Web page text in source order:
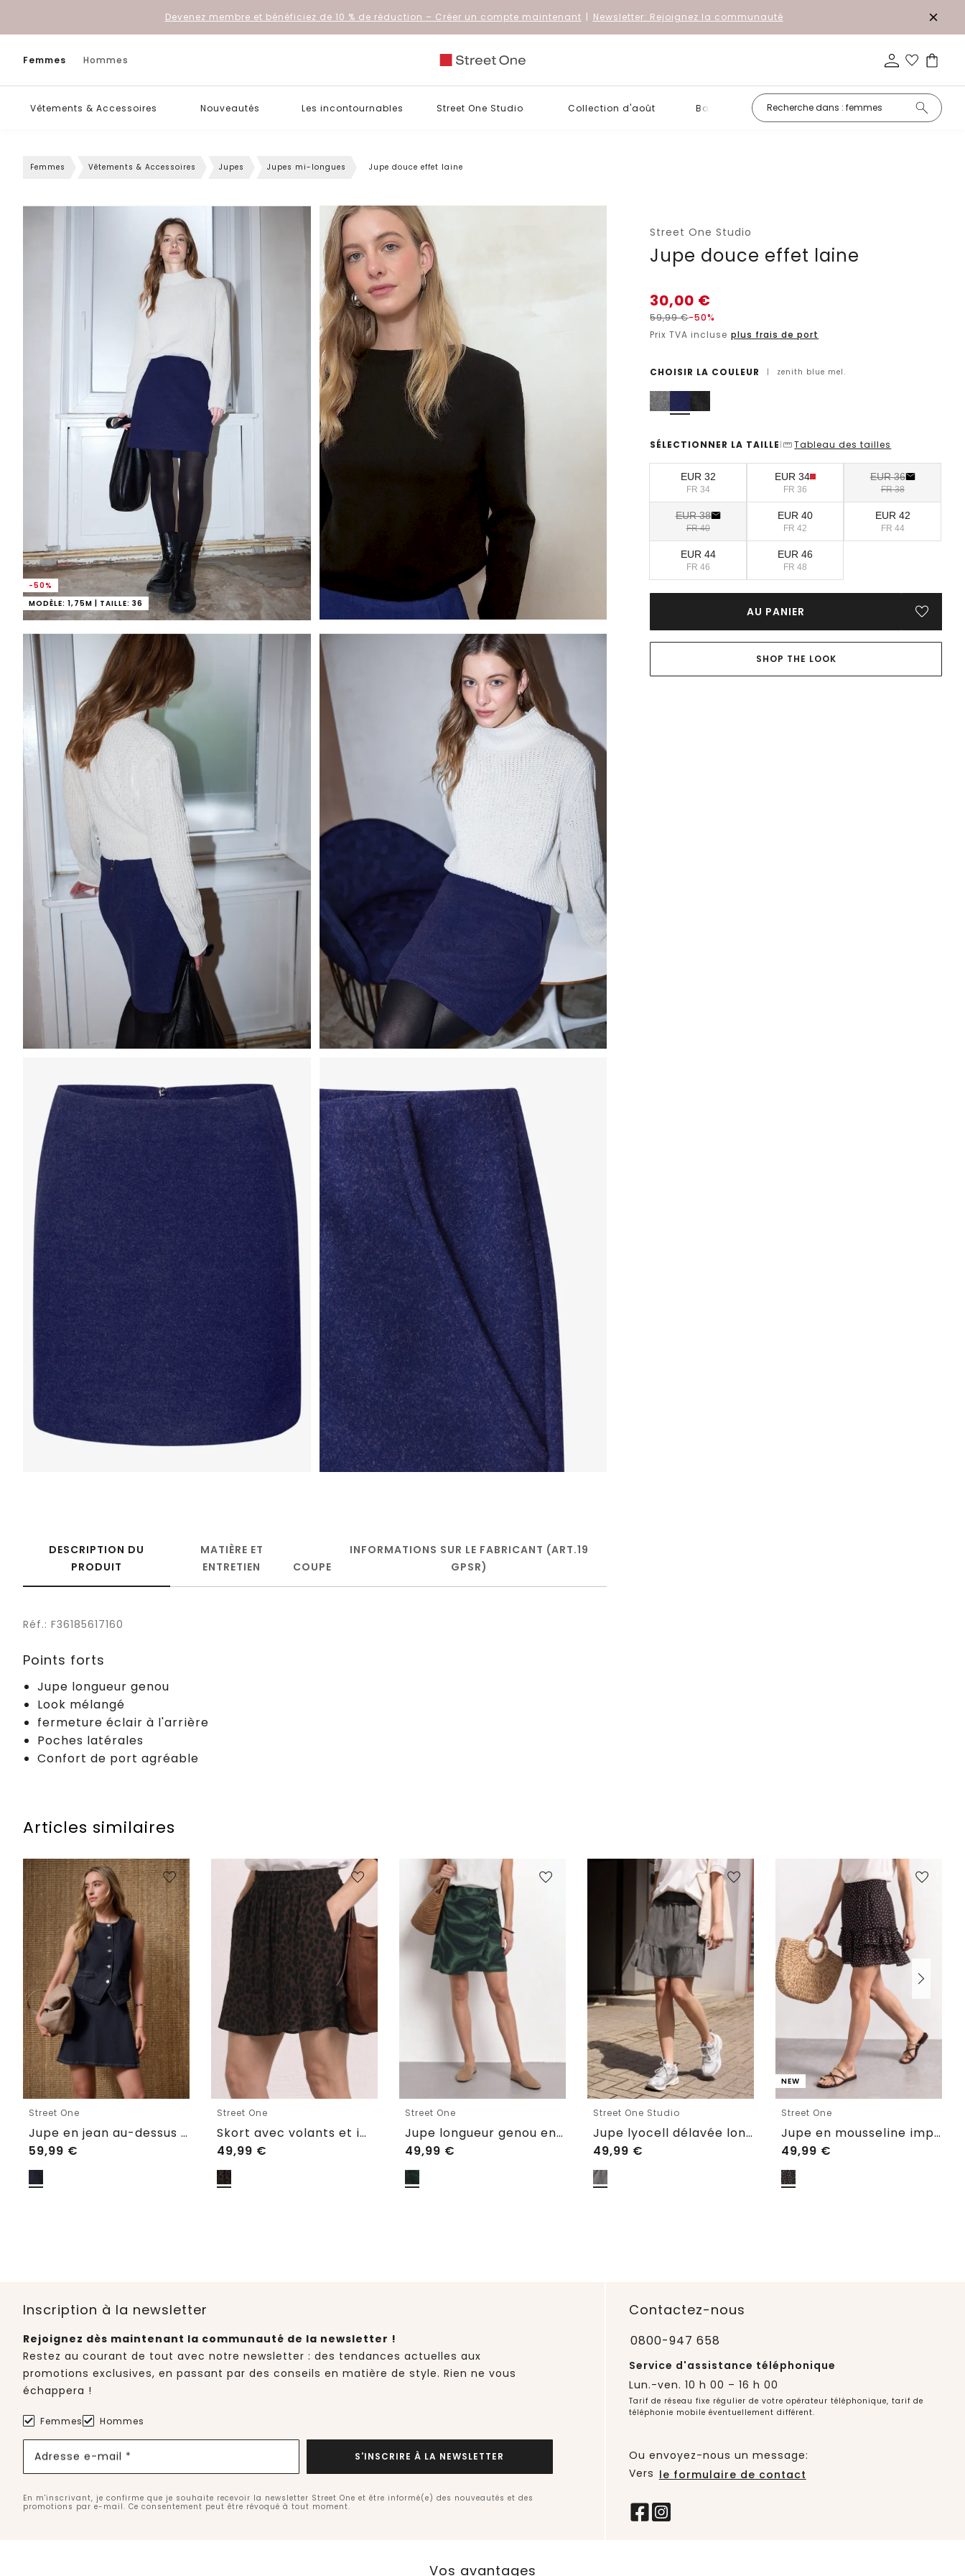
Devenez membre et bénéficiez de 10 % de réduction – Créer un compte maintenant | Newsletter: Rejoignez la communauté
Femmes Hommes
Vêtements & Accessoires Nouveautés Les incontournables Street One Studio Collection d'août Basiques Petits prix
Femmes Vêtements & Accessoires Jupes Jupes mi-longues Jupe douce effet laine
-50%
MODÈLE: 1,75M | TAILLE: 36
Street One Studio
Jupe douce effet laine
30,00 €
59,99€-50%
Prix TVA incluse plus frais de port
CHOISIR LA COULEUR | zenith blue mel.
SÉLECTIONNER LA TAILLE | Tableau des tailles
EUR 32
FR 34
EUR 34
FR 36
EUR 36
FR 38
EUR 38
FR 40
EUR 40
FR 42
EUR 42
FR 44
EUR 44
FR 46
EUR 46
FR 48
AU PANIER
SHOP THE LOOK
DESCRIPTION DU
PRODUIT
MATIÈRE ET
ENTRETIEN
COUPE
INFORMATIONS SUR LE FABRICANT (ART.19
GPSR)
Réf.: F36185617160
Points forts
Jupe longueur genou
Look mélangé
fermeture éclair à l'arrière
Poches latérales
Confort de port agréable
Articles similaires
Street One
Jupe en jean au-dessus du genou, style portefeuille
59,99 €
Street One
Skort avec volants et imprimé
49,99 €
Street One
Jupe longueur genou en optique cache-cœur
49,99 €
Street One Studio
Jupe lyocell délavée longueur genou
49,99 €
NEW
Street One
Jupe en mousseline imprimée, longueur genou
49,99 €
Inscription à la newsletter
Rejoignez dès maintenant la communauté de la newsletter !
Restez au courant de tout avec notre newsletter : des tendances actuelles aux
promotions exclusives, en passant par des conseils en matière de style. Rien ne vous
échappera !
Femmes Hommes
Adresse e-mail * S'INSCRIRE À LA NEWSLETTER
En m'inscrivant, je confirme que je souhaite recevoir la newsletter Street One et être informé(e) des nouveautés et des
promotions par e-mail. Ce consentement peut être révoqué à tout moment.
Contactez-nous
0800-947 658
Service d'assistance téléphonique
Lun.-ven. 10 h 00 – 16 h 00
Tarif de réseau fixe régulier de votre opérateur téléphonique, tarif de
téléphonie mobile éventuellement différent.
Ou envoyez-nous un message:
Vers le formulaire de contact
Vos avantages